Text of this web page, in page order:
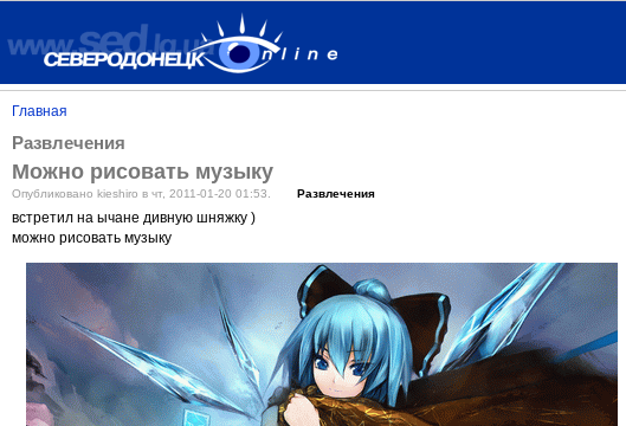
Главная
Развлечения
Можно рисовать музыку
Опубликовано kieshiro в чт, 2011-01-20 01:53. Развлечения
встретил на ычане дивную шняжку )
можно рисовать музыку